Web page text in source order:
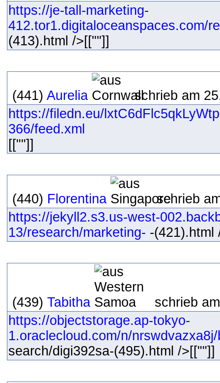
https://je-tall-marketing-
412.tor1.digitaloceanspaces.com/
(413).html />[[""]]
(441) Aurelia
schrieb am
https://filedn.eu/
366/feed.xml
[[""]]
(440) Florentina
schrieb
https://jekyll2.s3.us-west-
13/research/marketing- -
(439) Tabitha
schrieb
https://objectstorage.ap-tokyo-
1.oraclecloud.com/n/
search/digi392sa-(495).html />[[""]]